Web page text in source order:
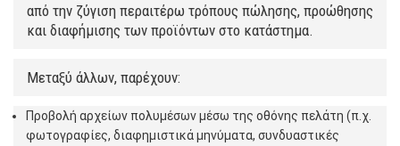
από την ζύγιση περαιτέρω τρόπους πώλησης, προώθησης
και διαφήμισης των προϊόντων στο κατάστημα.
Μεταξύ άλλων, παρέχουν:
Προβολή αρχείων πολυμέσων μέσω της οθόνης πελάτη (π.χ.
φωτογραφίες, διαφημιστικά μηνύματα, συνδυαστικές